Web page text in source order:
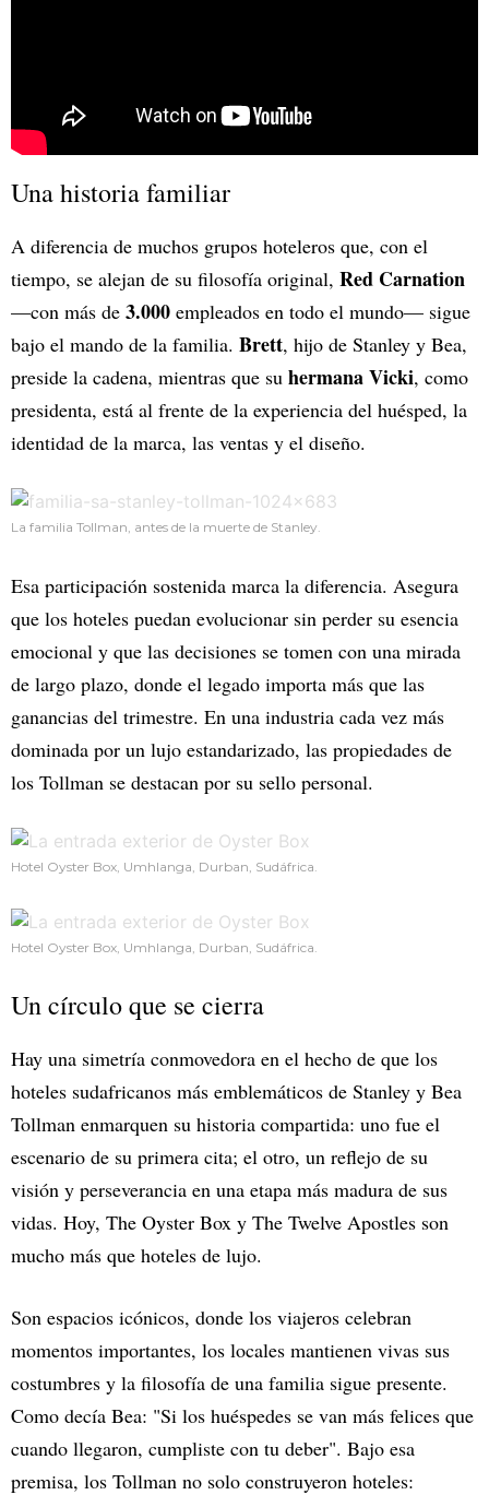
Una historia familiar
A diferencia de muchos grupos hoteleros que, con el
tiempo, se alejan de su filosofía original, Red Carnation
—con más de 3.000 empleados en todo el mundo— sigue
bajo el mando de la familia. Brett, hijo de Stanley y Bea,
preside la cadena, mientras que su hermana Vicki, como
presidenta, está al frente de la experiencia del huésped, la
identidad de la marca, las ventas y el diseño.
La familia Tollman, antes de la muerte de Stanley.
Esa participación sostenida marca la diferencia. Asegura
que los hoteles puedan evolucionar sin perder su esencia
emocional y que las decisiones se tomen con una mirada
de largo plazo, donde el legado importa más que las
ganancias del trimestre. En una industria cada vez más
dominada por un lujo estandarizado, las propiedades de
los Tollman se destacan por su sello personal.
Hotel Oyster Box, Umhlanga, Durban, Sudáfrica.
Hotel Oyster Box, Umhlanga, Durban, Sudáfrica.
Un círculo que se cierra
Hay una simetría conmovedora en el hecho de que los
hoteles sudafricanos más emblemáticos de Stanley y Bea
Tollman enmarquen su historia compartida: uno fue el
escenario de su primera cita; el otro, un reflejo de su
visión y perseverancia en una etapa más madura de sus
vidas. Hoy, The Oyster Box y The Twelve Apostles son
mucho más que hoteles de lujo.
Son espacios icónicos, donde los viajeros celebran
momentos importantes, los locales mantienen vivas sus
costumbres y la filosofía de una familia sigue presente.
Como decía Bea: "Si los huéspedes se van más felices que
cuando llegaron, cumpliste con tu deber". Bajo esa
premisa, los Tollman no solo construyeron hoteles: